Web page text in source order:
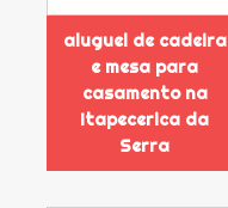
aluguel de cadeira
e mesa para
casamento na
Itapecerica da
Serra